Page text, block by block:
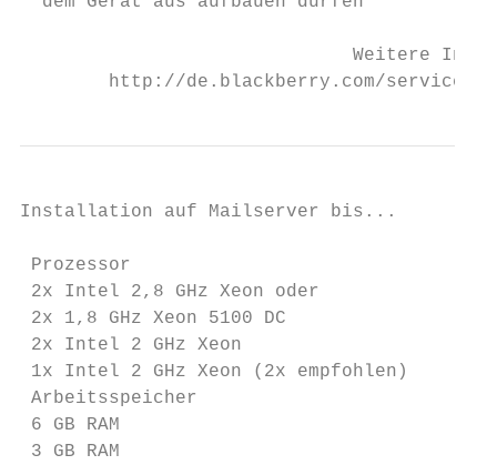
Weitere
http://de.blackberry.com/services/
Installation auf Mailserver bis...
Prozessor
2x Intel 2,8 GHz Xeon oder
2x 1,8 GHz Xeon 5100 DC
2x Intel 2 GHz Xeon
1x Intel 2 GHz Xeon (2x empfohlen)
Arbeitsspeicher
6 GB RAM
3 GB RAM